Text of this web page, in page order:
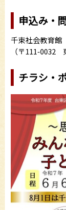
申込み・
千束社会教育
（〒111-0032
チラシ・